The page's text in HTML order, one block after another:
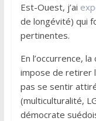
Est-Ouest, j’ai
de longévité) qui
pertinentes.
En l’occurrence,
impose de retirer
pas se sentir
(multiculturalité,
démocrate